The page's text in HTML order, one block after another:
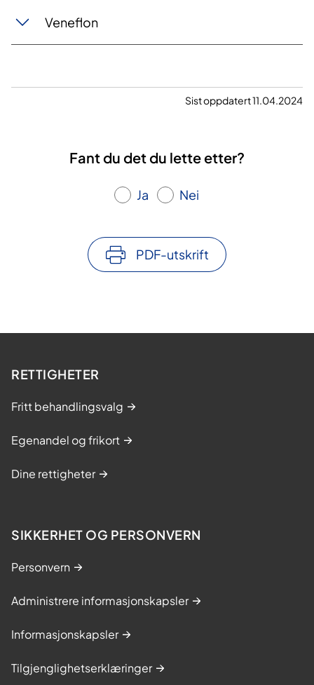
Veneflon
Sist oppdatert 11.04.2024
Fant du det du lette etter?
Ja Nei
PDF-utskrift
RETTIGHETER
Fritt behandlingsvalg
Egenandel og frikort
Dine rettigheter
SIKKERHET OG PERSONVERN
Personvern
Administrere informasjonskapsler
Informasjonskapsler
Tilgjenglighetserklæringer